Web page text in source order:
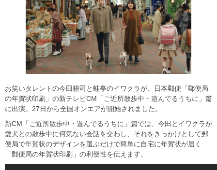
お笑いタレントの今田耕司と蛙亭のイワクラが、日本郵便「郵便局
の年賀状印刷」の新テレビCM「ご近所散歩中・遊んでるうちに」篇
に出演。27日から全国オンエアが開始されました。
新CM「ご近所散歩中・遊んでるうちに」篇では、今田とイワクラが
愛犬との散歩中に何気ない会話を交わし、それをきっかけとして郵
便局で年賀状のデザインを選ぶだけで簡単に自宅に年賀状が届く
「郵便局の年賀状印刷」の利便性を伝えます。